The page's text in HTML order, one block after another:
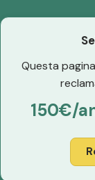
Questa
150€/